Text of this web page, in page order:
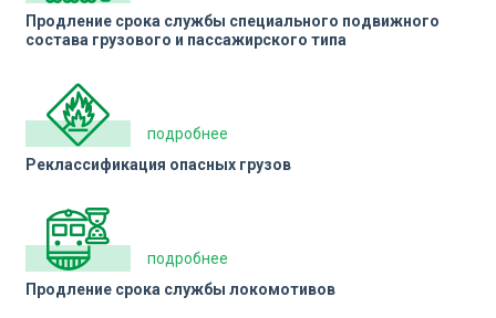
Продление срока службы специального подвижного
состава грузового и пассажирского типа
подробнее
Реклассификация опасных грузов
подробнее
Продление срока службы локомотивов